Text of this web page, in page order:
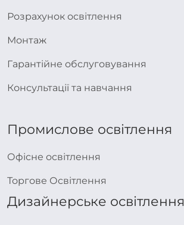
Розрахунок освітлення
Монтаж
Гарантійне обслуговування
Консультації та навчання
Промислове освітлення
Офісне освітлення
Торгове Освітлення
Дизайнерське освітлення